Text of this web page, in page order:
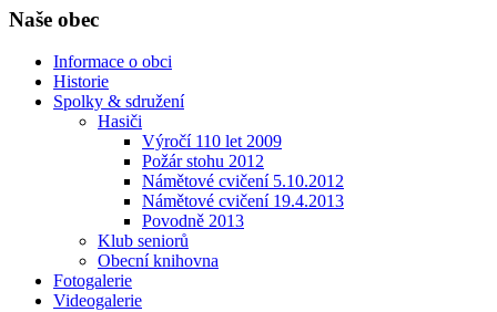
Naše obec
Informace o obci
Historie
Spolky & sdružení
Hasiči
Výročí 110 let 2009
Požár stohu 2012
Námětové cvičení 5.10.2012
Námětové cvičení 19.4.2013
Povodně 2013
Klub seniorů
Obecní knihovna
Fotogalerie
Videogalerie